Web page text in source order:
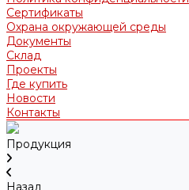
Сертификаты
Охрана окружающей среды
Документы
Склад
Проекты
Где купить
Новости
Контакты
Продукция
Назад